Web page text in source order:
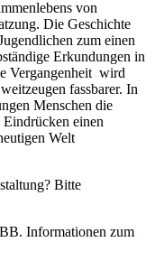
von
Die Geschichte
zum einen
Erkundungen in
Vergangenheit wird
fassbarer. In
Menschen die
einen
Welt
Bitte
Informationen zum